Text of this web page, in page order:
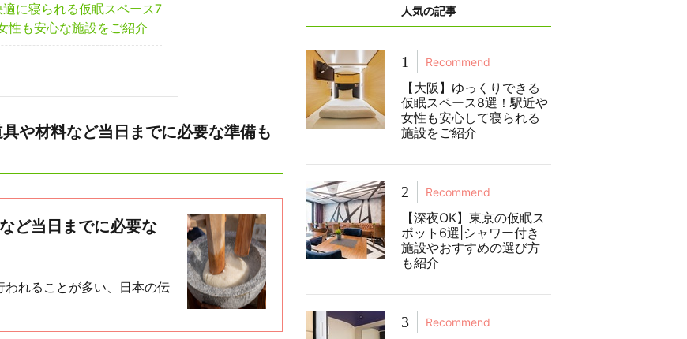
に寝られる仮眠スペース7
性も安心な施設をご紹介
や材料など当日までに必要な準備も
ど当日までに必要な
われることが多い、日本の伝
人気の記事
1 Recommend
【大阪】ゆっくりできる
仮眠スペース8選！駅近や
女性も安心して寝られる
施設をご紹介
2 Recommend
【深夜OK】東京の仮眠ス
ポット6選|シャワー付き
施設やおすすめの選び方
も紹介
3 Recommend